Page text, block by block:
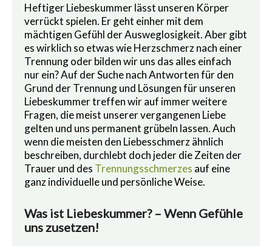
Heftiger Liebeskummer lässt unseren Körper
verrückt spielen. Er geht einher mit dem
mächtigen Gefühl der Ausweglosigkeit. Aber gibt
es wirklich so etwas wie Herzschmerz nach einer
Trennung oder bilden wir uns das alles einfach
nur ein? Auf der Suche nach Antworten für den
Grund der Trennung und Lösungen für unseren
Liebeskummer treffen wir auf immer weitere
Fragen, die meist unserer vergangenen Liebe
gelten und uns permanent grübeln lassen. Auch
wenn die meisten den Liebesschmerz ähnlich
beschreiben, durchlebt doch jeder die Zeiten der
Trauer und des Trennungsschmerzes auf eine
ganz individuelle und persönliche Weise.
Was ist Liebeskummer? – Wenn Gefühle
uns zusetzen!